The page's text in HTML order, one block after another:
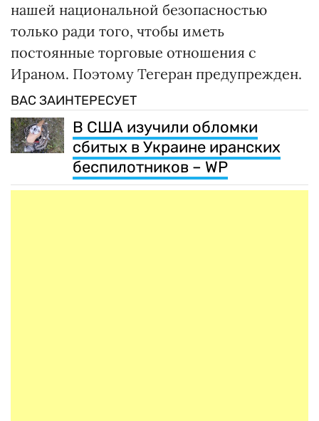
нашей национальной безопасностью
только ради того, чтобы иметь
постоянные торговые отношения с
Ираном. Поэтому Тегеран предупрежден.
ВАС ЗАИНТЕРЕСУЕТ
В США изучили обломки
сбитых в Украине иранских
беспилотников – WP